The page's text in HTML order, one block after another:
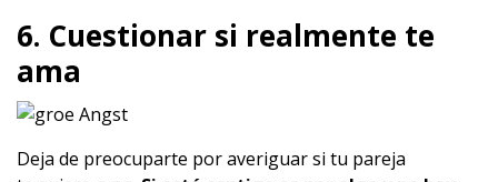
6. Cuestionar si realmente te
ama
Deja de preocuparte por averiguar si tu pareja